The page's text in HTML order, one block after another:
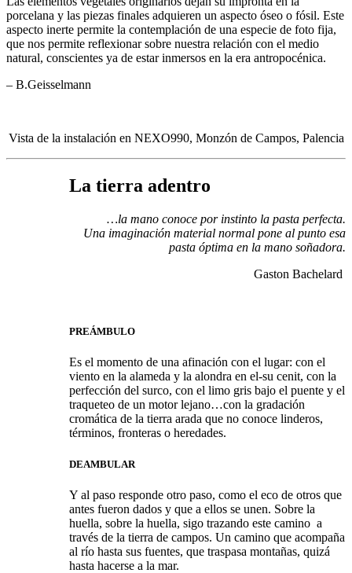
porcelana y las piezas finales adquieren un aspecto óseo o fósil. Este
aspecto inerte permite la contemplación de una especie de foto fija,
que nos permite reflexionar sobre nuestra relación con el medio
natural, conscientes ya de estar inmersos en la era antropocénica.
– B.Geisselmann
Vista de la instalación en NEXO990, Monzón de Campos, Palencia
La tierra adentro
…la mano conoce por instinto la pasta perfecta.
Una imaginación material normal pone al punto esa
pasta óptima en la mano soñadora.
Gaston Bachelard
PREÁMBULO
Es el momento de una afinación con el lugar: con el
viento en la alameda y la alondra en el-su cenit, con la
perfección del surco, con el limo gris bajo el puente y el
traqueteo de un motor lejano…con la gradación
cromática de la tierra arada que no conoce linderos,
términos, fronteras o heredades.
DEAMBULAR
Y al paso responde otro paso, como el eco de otros que
antes fueron dados y que a ellos se unen. Sobre la
huella, sobre la huella, sigo trazando este camino a
través de la tierra de campos. Un camino que acompaña
al río hasta sus fuentes, que traspasa montañas, quizá
hasta hacerse a la mar.